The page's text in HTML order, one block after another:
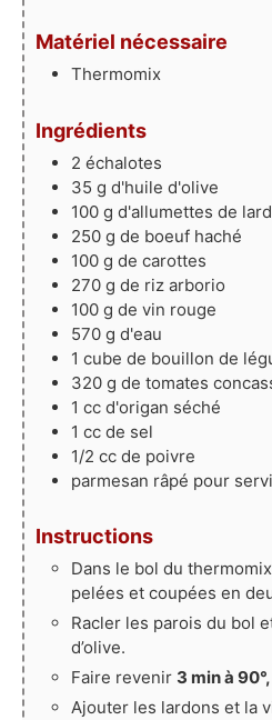
Matériel nécessaire
Thermomix
Ingrédients
2 échalotes
35 g d'huile d'olive
100 g d'allumettes de
250 g de boeuf haché
100 g de carottes
270 g de riz arborio
100 g de vin rouge
570 g d'eau
1 cube de bouillon de
320 g de tomates
1 cc d'origan séché
1 cc de sel
1/2 cc de poivre
parmesan râpé pour
Instructions
Dans le bol du
pelées et coupées en
Racler les parois du bol
d’olive.
Faire revenir 3 min à
Ajouter les lardons et la